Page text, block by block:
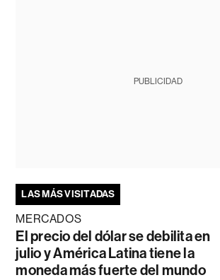
PUBLICIDAD
LAS MÁS VISITADAS
MERCADOS
El precio del dólar se debilita en
julio y América Latina tiene la
moneda más fuerte del mundo